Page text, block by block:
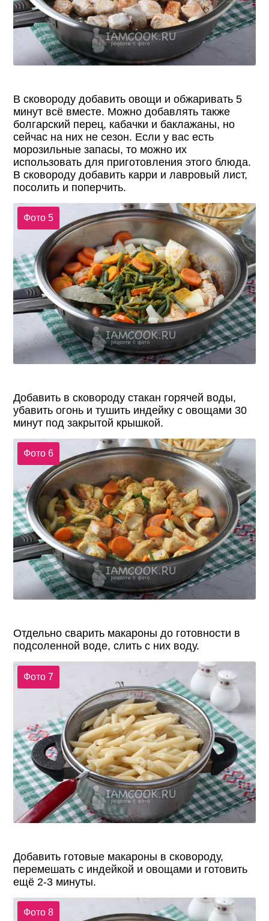
В сковороду добавить овощи и обжаривать 5
минут всё вместе. Можно добавлять также
болгарский перец, кабачки и баклажаны, но
сейчас на них не сезон. Если у вас есть
морозильные запасы, то можно их
использовать для приготовления этого блюда.
В сковороду добавить карри и лавровый лист,
посолить и поперчить.
Фото 5
Добавить в сковороду стакан горячей воды,
убавить огонь и тушить индейку с овощами 30
минут под закрытой крышкой.
Фото 6
Отдельно сварить макароны до готовности в
подсоленной воде, слить с них воду.
Фото 7
Добавить готовые макароны в сковороду,
перемешать с индейкой и овощами и готовить
ещё 2-3 минуты.
Фото 8